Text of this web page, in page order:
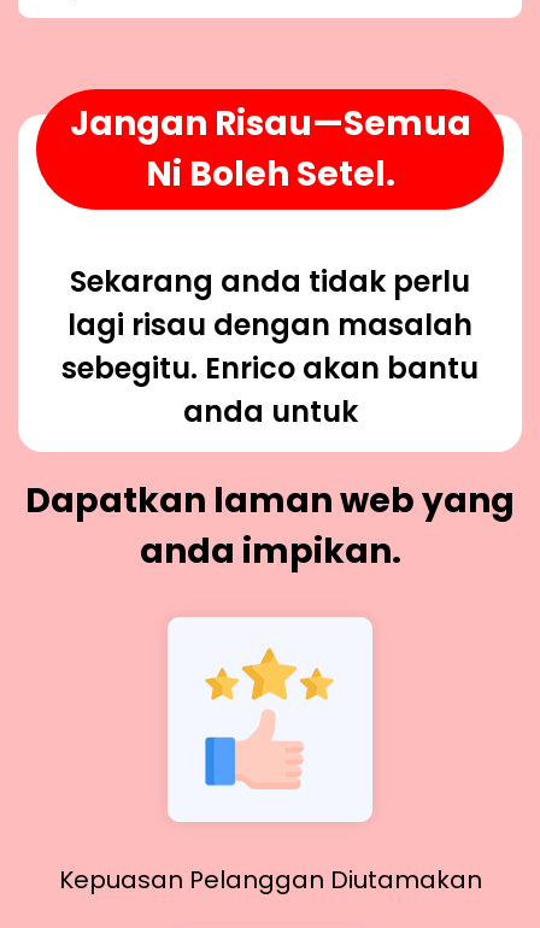
Jangan Risau—Semua
Ni Boleh Setel.
Sekarang anda tidak perlu
lagi risau dengan masalah
sebegitu. Enrico akan bantu
anda untuk
Dapatkan laman web yang
anda impikan.
Kepuasan Pelanggan Diutamakan